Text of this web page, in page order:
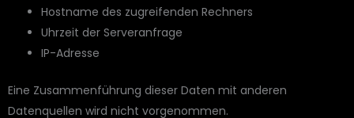
Hostname des zugreifenden Rechners
Uhrzeit der Serveranfrage
IP-Adresse
Eine Zusammenführung dieser Daten mit anderen
Datenquellen wird nicht vorgenommen.